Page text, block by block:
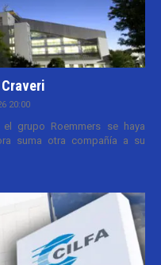
20:00
grupo Roemmers se haya
suma otra compañía a su